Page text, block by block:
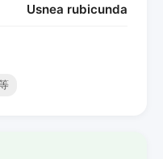
Usnea rubicunda